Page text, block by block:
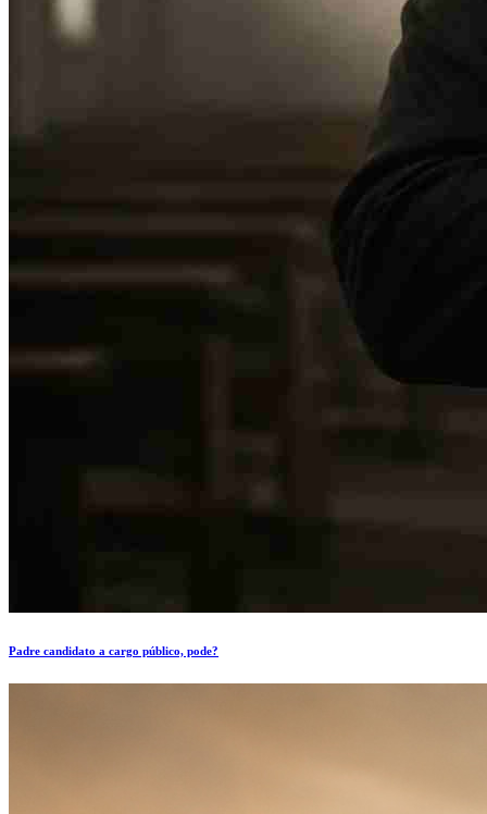
Padre candidato a cargo público, pode?